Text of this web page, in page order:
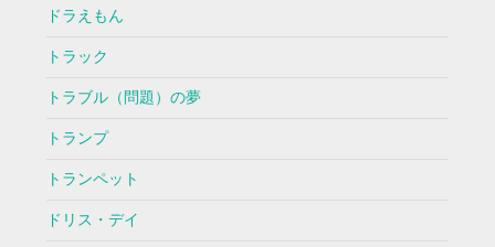
ドラえもん
トラック
トラブル（問題）の夢
トランプ
トランペット
ドリス・デイ